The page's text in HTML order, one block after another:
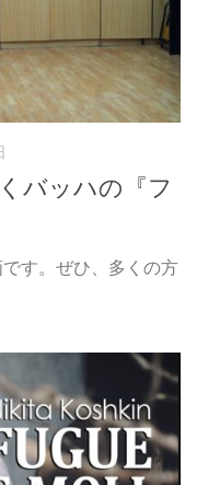
バッハの『フ
す。ぜひ、多くの方